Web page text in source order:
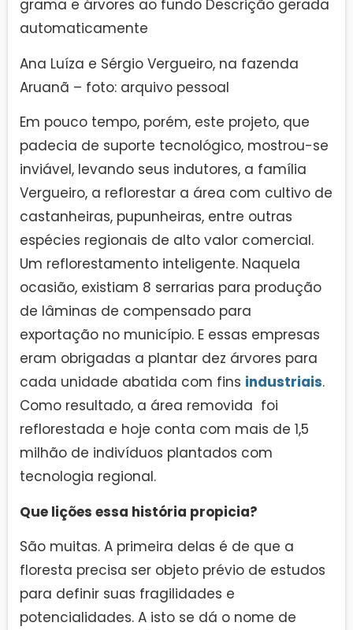
Ana Luíza e Sérgio Vergueiro, na fazenda
Aruanã – foto: arquivo pessoal
Em pouco tempo, porém, este projeto, que
padecia de suporte tecnológico, mostrou-se
inviável, levando seus indutores, a família
Vergueiro, a reflorestar a área com cultivo de
castanheiras, pupunheiras, entre outras
espécies regionais de alto valor comercial.
Um reflorestamento inteligente. Naquela
ocasião, existiam 8 serrarias para produção
de lâminas de compensado para
exportação no município. E essas empresas
eram obrigadas a plantar dez árvores para
cada unidade abatida com fins industriais.
Como resultado, a área removida foi
reflorestada e hoje conta com mais de 1,5
milhão de indivíduos plantados com
tecnologia regional.
Que lições essa história propicia?
São muitas. A primeira delas é de que a
floresta precisa ser objeto prévio de estudos
para definir suas fragilidades e
potencialidades. A isto se dá o nome de